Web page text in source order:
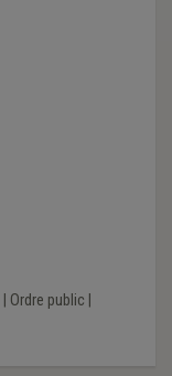
Ordre public